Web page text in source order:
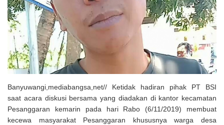
Uji Coba Program NADI JKN
Banyuwangi,mediabangsa,net// Ketidak hadiran pihak PT BSI
saat acara diskusi bersama yang diadakan di kantor kecamatan
Pesanggaran kemarin pada hari Rabo (6/11/2019) membuat
kecewa masyarakat Pesanggaran khususnya warga desa